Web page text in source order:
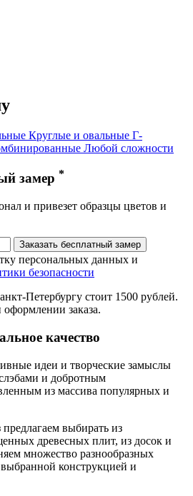
Круглые и овальные Г-
Любой сложности
замер *
и привезет образцы цветов и
персональных данных и
безопасности
Петербургу стоит 1500 рублей.
заказа.
качество
идеи и творческие замыслы
и добротным
из массива популярных и
выбирать из
древесных плит, из досок и
множество разнообразных
конструкцией и